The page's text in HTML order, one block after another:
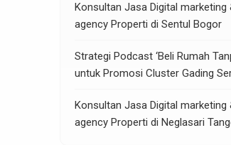
Konsultan Jasa Digital marketing
agency Properti di Sentul Bogor
Strategi Podcast ‘Beli Rumah
untuk Promosi Cluster Gading
Konsultan Jasa Digital marketing
agency Properti di Neglasari